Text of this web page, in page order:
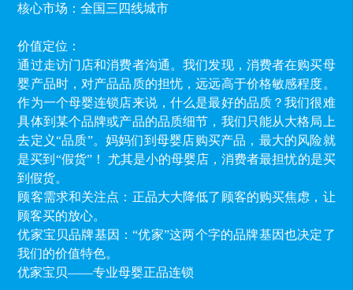
核心市场：全国三四线城市
价值定位：
通过走访门店和消费者沟通。我们发现，消费者在购买母
婴产品时，对产品品质的担忧，远远高于价格敏感程度。
作为一个母婴连锁店来说，什么是最好的品质？我们很难
具体到某个品牌或产品的品质细节，我们只能从大格局上
去定义“品质”。妈妈们到母婴店购买产品，最大的风险就
是买到“假货”！ 尤其是小的母婴店，消费者最担忧的是买
到假货。
顾客需求和关注点：正品大大降低了顾客的购买焦虑，让
顾客买的放心。
优家宝贝品牌基因：“优家”这两个字的品牌基因也决定了
我们的价值特色。
优家宝贝——专业母婴正品连锁